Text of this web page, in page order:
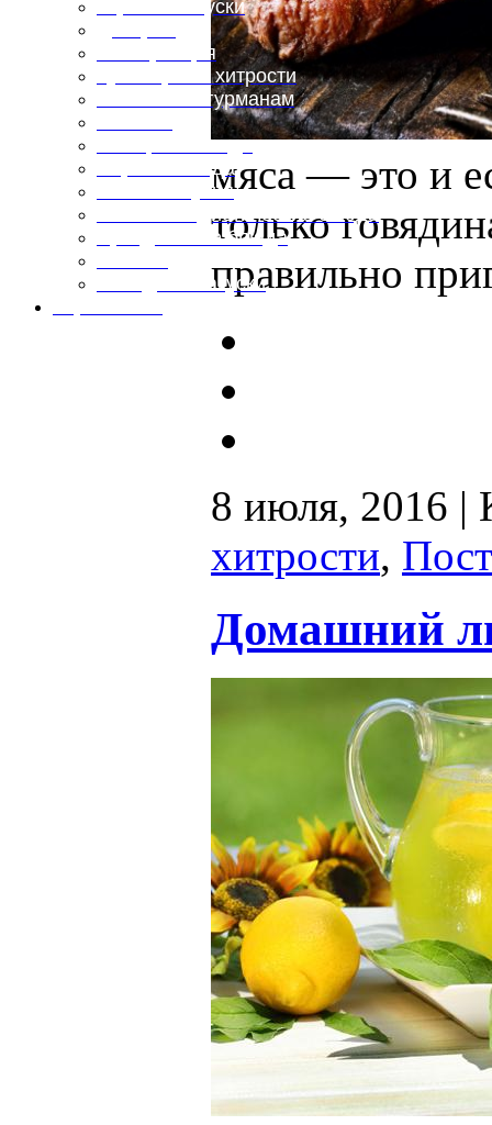
Горячие закуски
Консервация
Кулинарные хитрости
Маленьким гурманам
Овощные блюда
Первые блюда
Полевая кухня
Постные и диетические блюда
Праздничные блюда
Холодные закуски
мяса — это и
только
правильно
8 июля, 2016 |
хитрости,
Домашний